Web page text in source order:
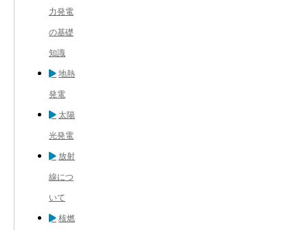
力発電
の基礎
知識
地熱
発電
太陽
光発電
放射
線につ
いて
核燃